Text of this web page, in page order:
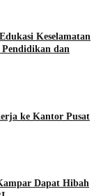
Keselamatan
Pendidikan dan
ke Kantor Pusat
Dapat Hibah